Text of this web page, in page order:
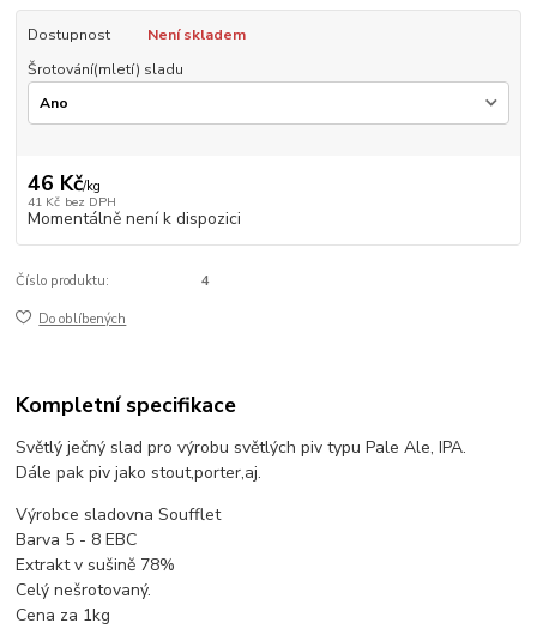
Dostupnost
Není skladem
Šrotování(mletí) sladu
46 Kč/kg
41 Kč bez DPH
Momentálně není k dispozici
Číslo produktu: 4
Do oblíbených
Kompletní specifikace
Světlý ječný slad pro výrobu světlých piv typu Pale Ale, IPA.
Dále pak piv jako stout,porter,aj.
Výrobce sladovna Soufflet
Barva 5 - 8 EBC
Extrakt v sušině 78%
Celý nešrotovaný.
Cena za 1kg